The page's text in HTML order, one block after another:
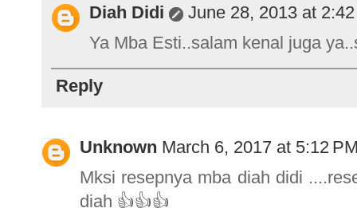
Diah Didi
June 28, 2013 at
Ya Mba Esti..salam kenal juga
Reply
Unknown March 6, 2017 at 5:12
Mksi resepnya mba diah didi
diah 👍👍👍